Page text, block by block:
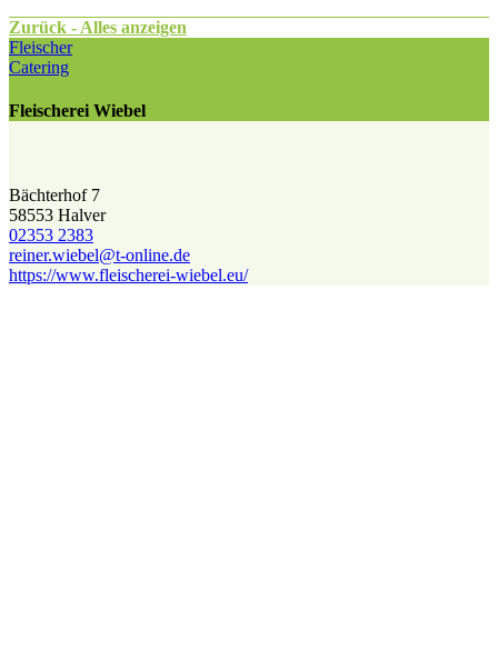
Zurück - Alles anzeigen
Fleischer
Catering
Fleischerei Wiebel
Bächterhof 7
58553 Halver
02353 2383
reiner.wiebel@​t-online.de
https://www.fleischerei-wiebel.eu/